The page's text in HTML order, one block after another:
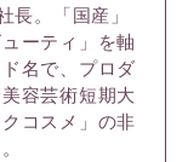
。「国産」
ーティ」を軸
名で、プロダ
容芸術短期大
コスメ」の非